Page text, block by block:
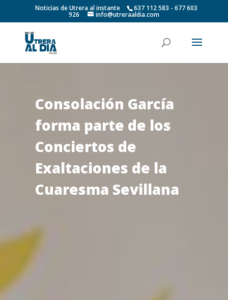
Noticias de Utrera al instante 637 112 583 - 677 603
926 info@utreraaldia.com
Consolación García
forma parte de los
Conciertos de
Exaltaciones de la
Cuaresma Sevillana